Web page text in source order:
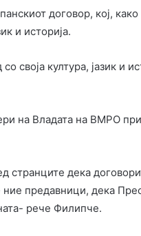
договор, кој,
и историја.
своја култура, јазик и
на Владата на ВМРО
странците дека
предавници, дека
рече Филипче.